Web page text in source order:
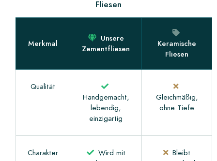
Fliesen
Merkmal
Unsere
Zementfliesen
Keramische
Fliesen
Qualität
Handgemacht,
lebendig,
einzigartig
Gleichmäßig,
ohne Tiefe
Charakter
Wird mit
Bleibt